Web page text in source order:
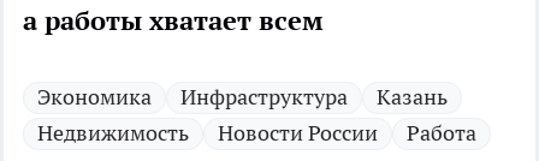
а работы хватает всем
Экономика Инфраструктура
Казань
Недвижимость
Новости России Работа